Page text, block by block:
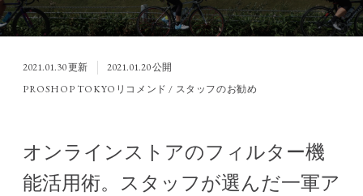
2021.01.30更新 2021.01.20公開
PROSHOP TOKYOリコメンド / スタッフのお勧め
オンラインストアのフィルター機
能活用術。スタッフが選んだ一軍ア